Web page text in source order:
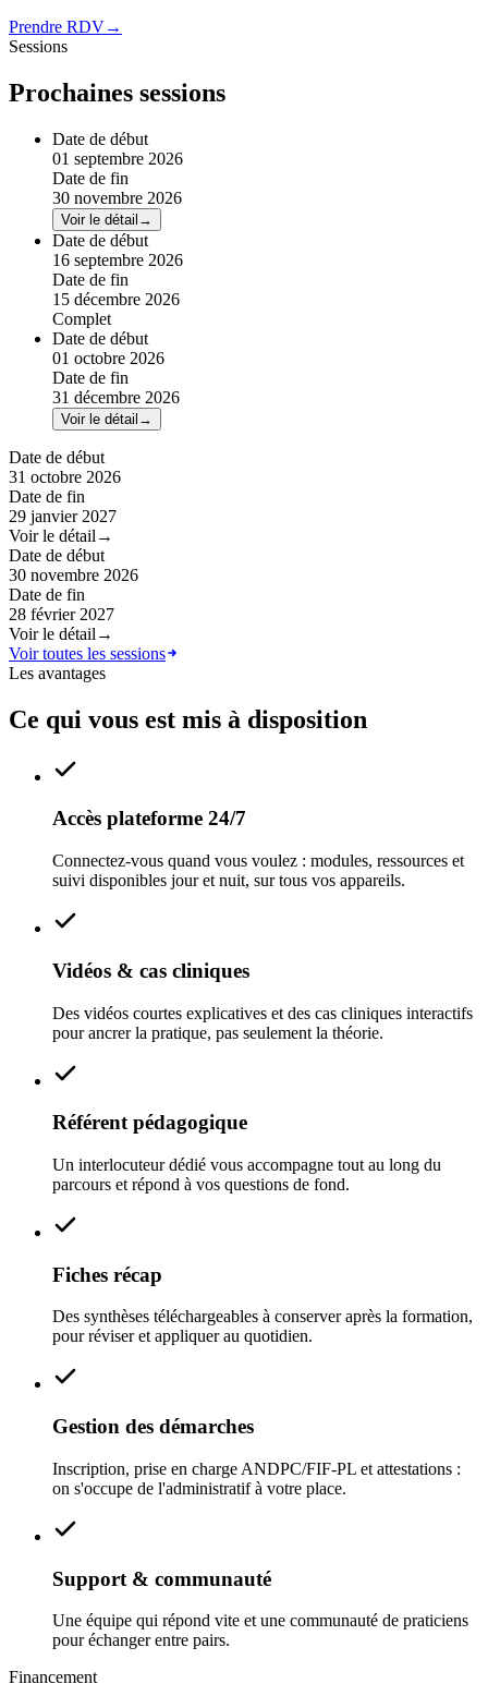
Prendre RDV→
Sessions
Prochaines sessions
Date de début
01 septembre 2026
Date de fin
30 novembre 2026
Voir le détail →
Date de début
16 septembre 2026
Date de fin
15 décembre 2026
Complet
Date de début
01 octobre 2026
Date de fin
31 décembre 2026
Voir le détail →
Date de début
31 octobre 2026
Date de fin
29 janvier 2027
Voir le détail →
Date de début
30 novembre 2026
Date de fin
28 février 2027
Voir le détail →
Voir toutes les sessions
Les avantages
Ce qui vous est mis à disposition
Accès plateforme 24/7
Connectez-vous quand vous voulez : modules, ressources et
suivi disponibles jour et nuit, sur tous vos appareils.
Vidéos & cas cliniques
Des vidéos courtes explicatives et des cas cliniques interactifs
pour ancrer la pratique, pas seulement la théorie.
Référent pédagogique
Un interlocuteur dédié vous accompagne tout au long du
parcours et répond à vos questions de fond.
Fiches récap
Des synthèses téléchargeables à conserver après la formation,
pour réviser et appliquer au quotidien.
Gestion des démarches
Inscription, prise en charge ANDPC/FIF‑PL et attestations :
on s'occupe de l'administratif à votre place.
Support & communauté
Une équipe qui répond vite et une communauté de praticiens
pour échanger entre pairs.
Financement